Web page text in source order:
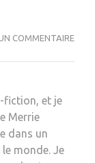
COMMENTAIRELA
fiction, et je
Merrie
dans un
monde. Je